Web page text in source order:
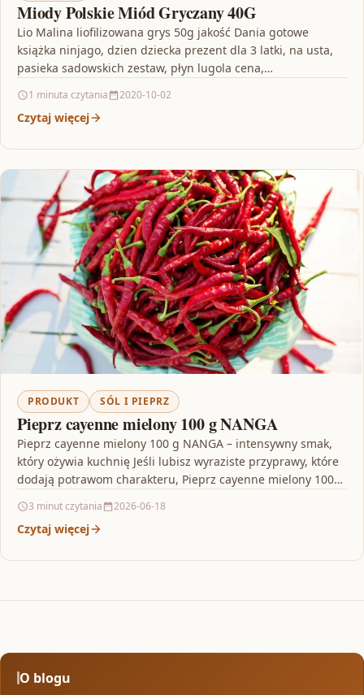
Miody Polskie Miód Gryczany 40G
Lio Malina liofilizowana grys 50g jakość Dania gotowe
książka ninjago, dzien dziecka prezent dla 3 latki, na usta,
pasieka sadowskich zestaw, płyn lugola cena,…
1 minuta czytania 2020-10-02
Czytaj więcej
PRODUKT SÓL I PIEPRZ
Pieprz cayenne mielony 100 g NANGA
Pieprz cayenne mielony 100 g NANGA – intensywny smak,
który ożywia kuchnię Jeśli lubisz wyraziste przyprawy, które
dodają potrawom charakteru, Pieprz cayenne mielony 100…
3 minut czytania 2026-06-18
Czytaj więcej
O blogu